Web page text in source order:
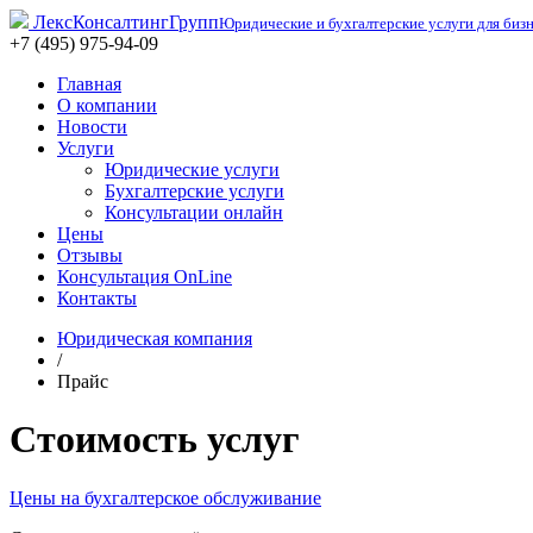
ЛексКонсалтингГруппЮридические и бухгалтерские услуги для
+7 (495) 975-94-09
Главная
О компании
Новости
Услуги
Юридические услуги
Бухгалтерские услуги
Консультации онлайн
Цены
Отзывы
Консультация OnLine
Контакты
Юридическая компания
/
Прайс
Стоимость услуг
Цены на бухгалтерское обслуживание